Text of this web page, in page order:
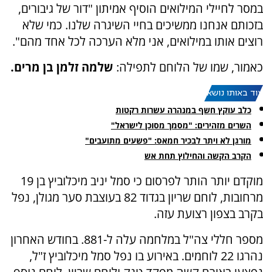
במסר לחיילי המילואים הוסיף אמיתון "דור של גיבורים,
בזכותם אנחנו ממשיכים בחיי השיגרה שלנו. כמי שלא
רוצים אותו במילואים, אני מלא הערכה לכל אחד מהם".
כאמור, שמו של הלוחם לתפילה: שלמה זלמן בן מרים.
עוד באותו נושא:
כלב עוקץ חשף במנהרה עשרות רקטות
השרים מזהירים: "מסמך מסוכן לישראל"
מורגן לא ויתר לבכיר חמאס: "פשעים מתועבים"
הקרב הקשה והחילוץ תחת אש
מוקדם יותר הותר לפרסום כי סמל יניב מיכלוביץ בן 19
מרחובות, לוחם שריון בגדוד 82 בעוצבת סער מגולן, נפל
בקרב בצפון רצועת עזה.
מספר חללי צה"ל במלחמה עלה ל-881. בחודש האחרון
נהרגו 22 לוחמים. באירוע בו נפל סמל מיכלוביץ ז"ל,